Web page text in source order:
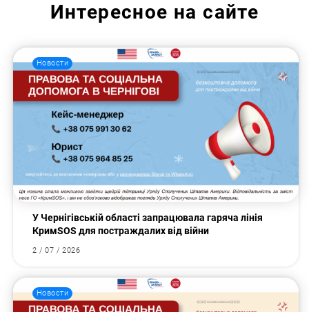
Интересное на сайте
Новости
У Чернігівській області запрацювала гаряча лінія
КримSOS для постраждалих від війни
2 / 07 / 2026
Новости